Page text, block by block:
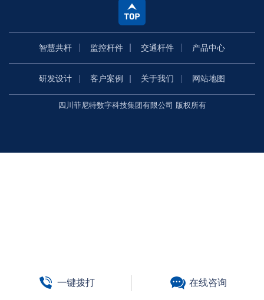
智慧共杆 监控杆件 交通杆件 产品中心
研发设计 客户案例 关于我们 网站地图
四川菲尼特数字科技集团有限公司 版权所有
一键拨打 在线咨询